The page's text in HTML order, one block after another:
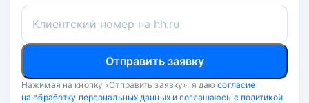
Клиентский номер на hh.ru
Отправить заявку
Нажимая на кнопку «Отправить заявку», я даю согласие
на обработку персональных данных и соглашаюсь с политикой